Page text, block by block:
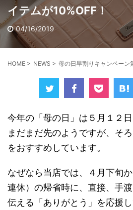
イテムが10%OFF！
04/16/2019
HOME > NEWS > 母の日早割りキャンペーン
今年の「母の日」は５月１２日
まだまだ先のようですが、そ
をおすすめしています。
なぜなら当店では、４月下旬
連休）の帰省時に、直接、手
伝える「ありがとう」を応援し